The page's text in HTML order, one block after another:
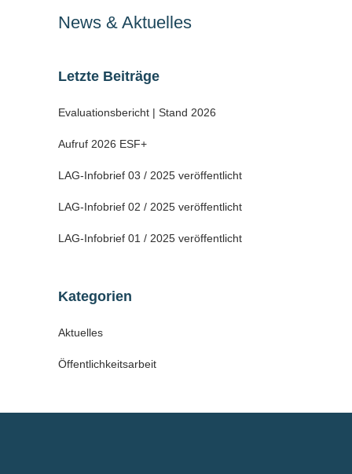
News & Aktuelles
Letzte Beiträge
Evaluationsbericht | Stand 2026
Aufruf 2026 ESF+
LAG-Infobrief 03 / 2025 veröffentlicht
LAG-Infobrief 02 / 2025 veröffentlicht
LAG-Infobrief 01 / 2025 veröffentlicht
Kategorien
Aktuelles
Öffentlichkeitsarbeit